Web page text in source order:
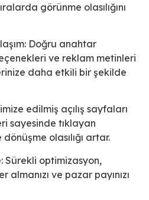
görünme olasılığını
Doğru anahtar
ve reklam metinleri
daha etkili bir şekilde
edilmiş açılış sayfaları
sayesinde tıklayan
olasılığı artar.
Sürekli optimizasyon,
ve pazar payınızı